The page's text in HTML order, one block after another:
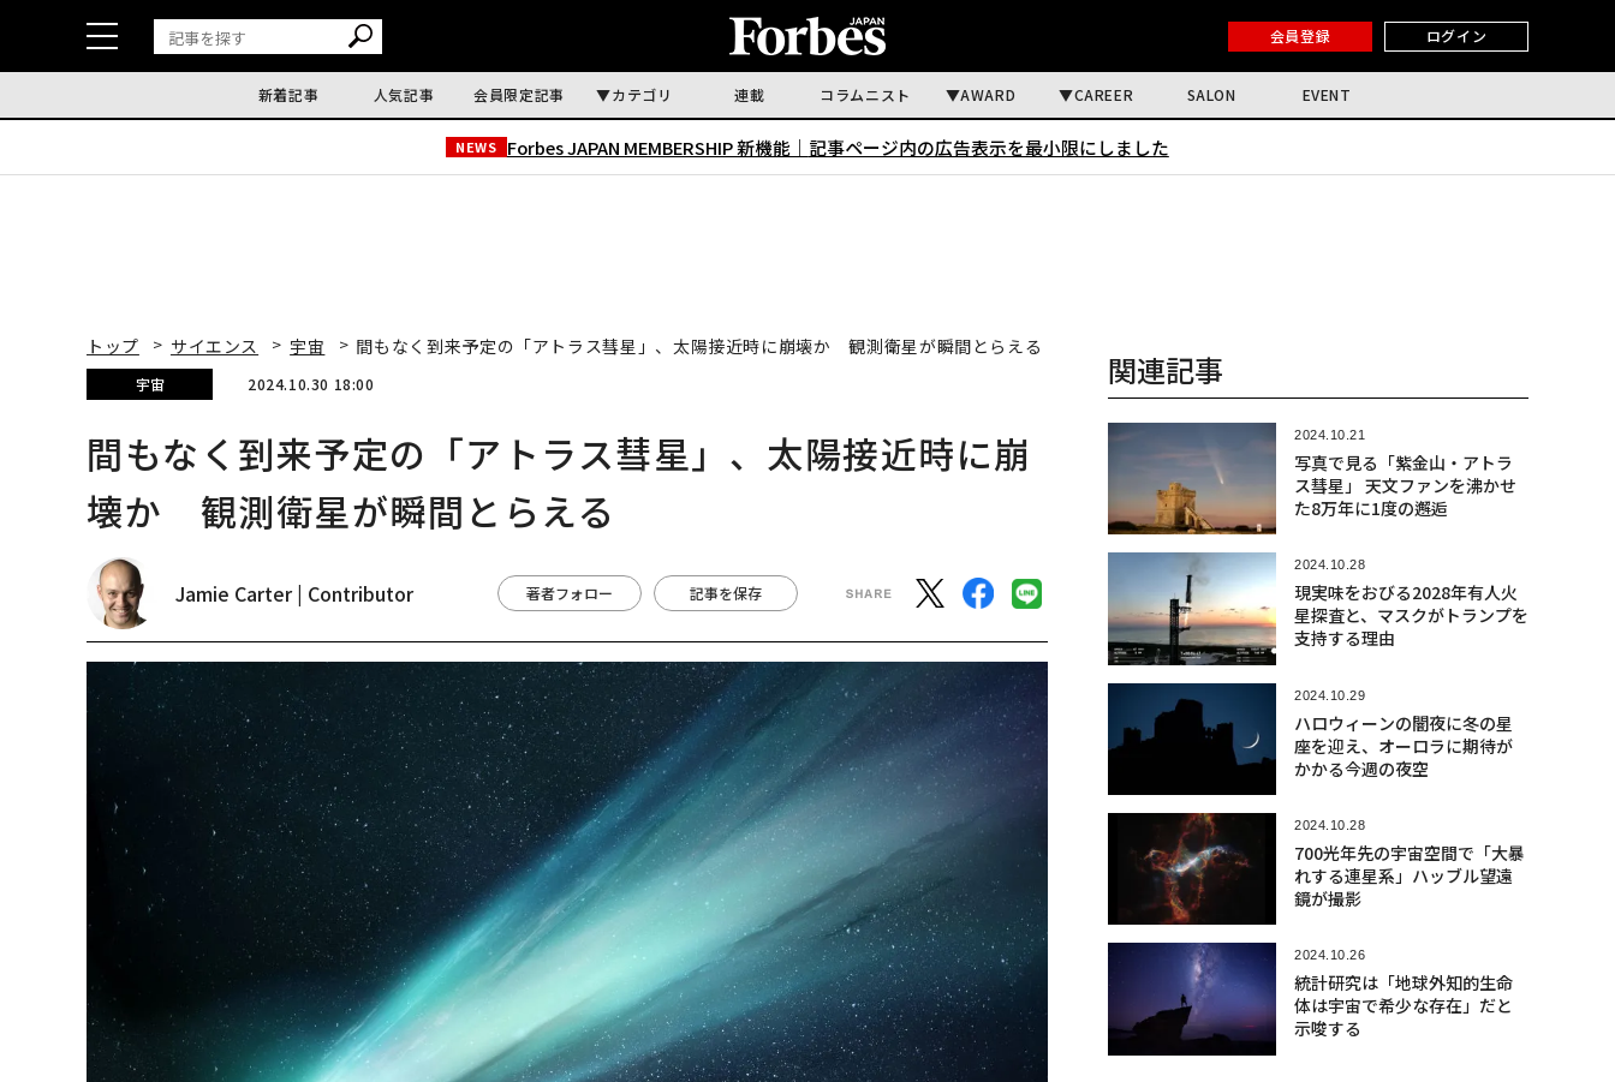
会員登録 ログイン
新着記事 人気記事 会員限定記事 カテゴリ 連載 コラムニスト AWARD CAREER SALON EVENT
NEWS Forbes JAPAN MEMBERSHIP 新機能｜ 記事ページ内の広告表示を最小限にしました
トップ サイエンス 宇宙 間もなく到来予定の「アトラス彗星」、太陽接近時に崩壊か 観測衛星が瞬間とらえる
宇宙 2024.10.30 18:00
間もなく到来予定の「アトラス彗星」、太陽接近時に崩
壊か 観測衛星が瞬間とらえる
Jamie Carter | Contributor 著者フォロー 記事を保存
関連記事
2024.10.21
写真で見る「紫金山・アトラ
ス彗星」 天文ファンを沸かせ
た8万年に1度の邂逅
2024.10.28
現実味をおびる2028年有人火
星探査と、マスクがトランプを
支持する理由
2024.10.29
ハロウィーンの闇夜に冬の星
座を迎え、オーロラに期待が
かかる今週の夜空
2024.10.28
700光年先の宇宙空間で「大暴
れする連星系」ハッブル望遠
鏡が撮影
2024.10.26
統計研究は「地球外知的生命
体は宇宙で希少な存在」だと
示唆する